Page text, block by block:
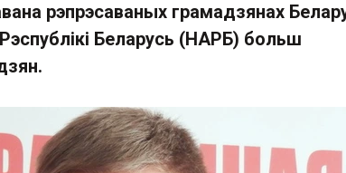
рэпрэсаваных грамадзянах
Беларусь (НАРБ) больш